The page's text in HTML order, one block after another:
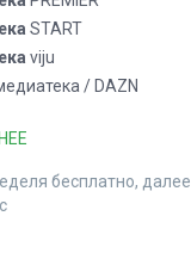
START
viju
/ DAZN
бесплатно, далее